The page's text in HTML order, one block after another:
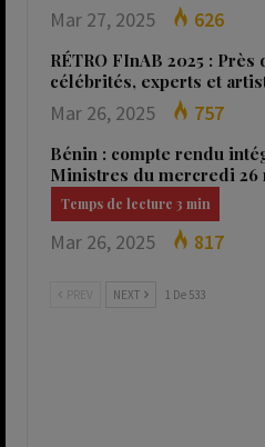
Mar 27, 2025 626
RÉTRO FInAB 2025 : Près
célébrités, experts et
Mar 26, 2025 757
Bénin : compte rendu
Ministres du mercredi 26
Mar 26, 2025 817
NEXT 1 De 533